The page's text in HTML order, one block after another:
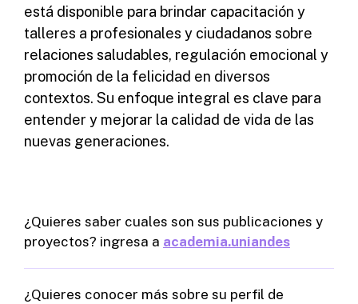
está disponible para brindar capacitación y
talleres a profesionales y ciudadanos sobre
relaciones saludables, regulación emocional y
promoción de la felicidad en diversos
contextos. Su enfoque integral es clave para
entender y mejorar la calidad de vida de las
nuevas generaciones.
¿Quieres saber cuales son sus publicaciones y
proyectos? ingresa a academia.uniandes
¿Quieres conocer más sobre su perfil de